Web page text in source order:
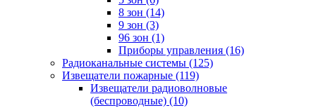
8 зон (14)
9 зон (3)
96 зон (1)
Приборы управления (16)
Радиоканальные системы (125)
Извещатели пожарные (119)
Извещатели радиоволновые
(беспроводные) (10)